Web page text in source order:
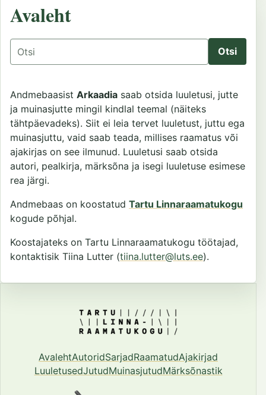
Avaleht
Otsing
Andmebaasist Arkaadia saab otsida luuletusi, jutte
ja muinasjutte mingil kindlal teemal (näiteks
tähtpäevadeks). Siit ei leia tervet luuletust, juttu ega
muinasjuttu, vaid saab teada, millises raamatus või
ajakirjas on see ilmunud. Luuletusi saab otsida
autori, pealkirja, märksõna ja isegi luuletuse esimese
rea järgi.
Andmebaas on koostatud Tartu Linnaraamatukogu
kogude põhjal.
Koostajateks on Tartu Linnaraamatukogu töötajad,
kontaktisik Tiina Lutter (tiina.lutter@luts.ee).
AvalehtAutoridSarjadRaamatudAjakirjad
LuuletusedJutudMuinasjutudMärksõnastik